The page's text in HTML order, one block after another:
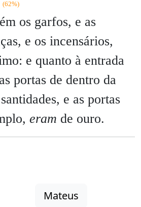
(62%)
os garfos, e as
e os incensários,
e quanto à entrada
portas de dentro da
e as portas
eram de ouro.
Mateus